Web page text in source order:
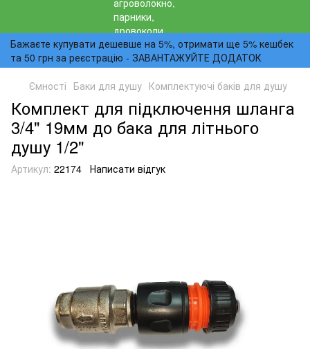
Бажаєте купувати дешевше на 5%, отримати ще 5% кешбек
та 50 грн за реєстрацію - ЗАВАНТАЖУЙТЕ ДОДАТОК
Ємності Баки для душу Комплектуючі баків для душу
Комплект для підключення шланга
3/4" 19мм до бака для літнього
душу 1/2"
Артикул: 22174 Написати відгук